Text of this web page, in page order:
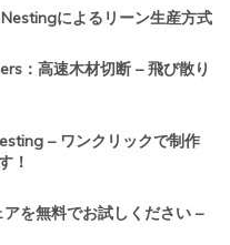
によるリーン生産方式
：高速木材切断 – 飛び散り
– ワンクリックで制作
！
を無料でお試しください –